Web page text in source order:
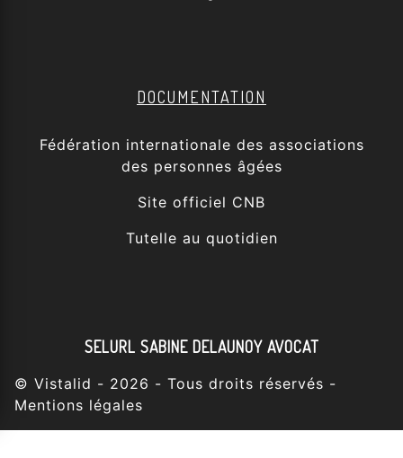
DOCUMENTATION
Fédération internationale des associations
des personnes âgées
Site officiel CNB
Tutelle au quotidien
SELURL SABINE DELAUNOY AVOCAT
© Vistalid - 2026 - Tous droits réservés -
Mentions légales